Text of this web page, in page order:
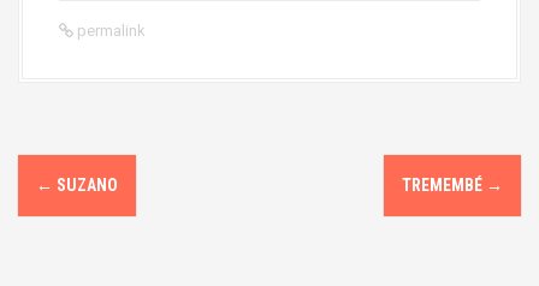
permalink
P
o
← SUZANO TREMEMBÉ →